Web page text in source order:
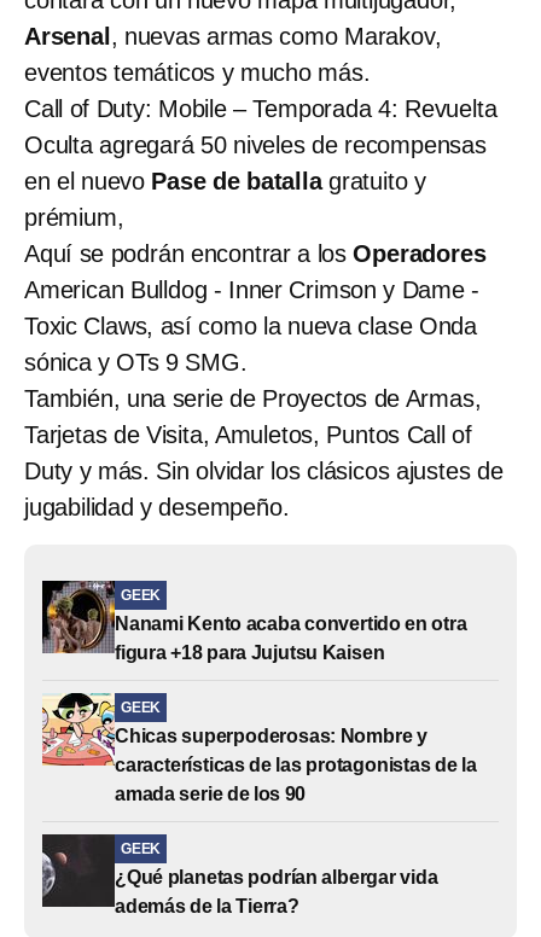
Arsenal , nuevas armas como Marakov,
eventos temáticos y mucho más.
Call of Duty: Mobile – Temporada 4: Revuelta
Oculta agregará 50 niveles de recompensas
en el nuevo Pase de batallagratuito y
prémium,
Aquí se podrán encontrar a losOperadores
American Bulldog - Inner Crimson y Dame -
Toxic Claws, así como la nueva clase Onda
sónica y OTs 9 SMG.
También, una serie de Proyectos de Armas,
Tarjetas de Visita, Amuletos, Puntos Call of
Duty y más. Sin olvidar los clásicos ajustes de
jugabilidad y desempeño.
GEEK
Nanami Kento acaba convertido en otra
figura +18 para Jujutsu Kaisen
GEEK
Chicas superpoderosas: Nombre y
características de las protagonistas de la
amada serie de los 90
GEEK
¿Qué planetas podrían albergar vida
además de la Tierra?